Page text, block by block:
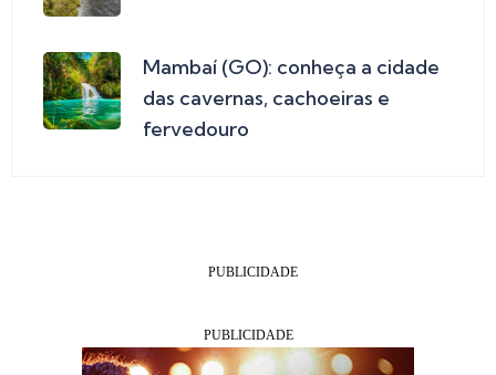
Mambaí (GO): conheça a cidade
das cavernas, cachoeiras e
fervedouro